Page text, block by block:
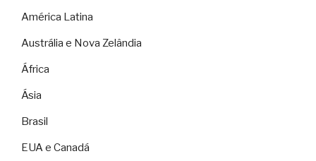
América Latina
Austrália e Nova Zelândia
África
Ásia
Brasil
EUA e Canadá